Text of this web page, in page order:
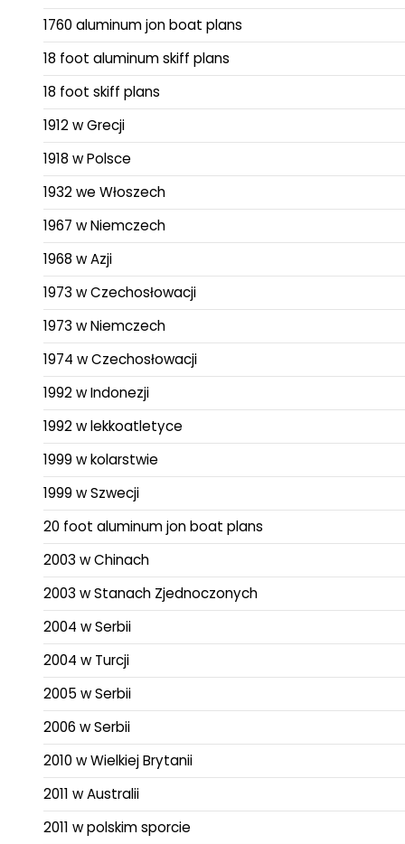
1760 aluminum jon boat plans
18 foot aluminum skiff plans
18 foot skiff plans
1912 w Grecji
1918 w Polsce
1932 we Włoszech
1967 w Niemczech
1968 w Azji
1973 w Czechosłowacji
1973 w Niemczech
1974 w Czechosłowacji
1992 w Indonezji
1992 w lekkoatletyce
1999 w kolarstwie
1999 w Szwecji
20 foot aluminum jon boat plans
2003 w Chinach
2003 w Stanach Zjednoczonych
2004 w Serbii
2004 w Turcji
2005 w Serbii
2006 w Serbii
2010 w Wielkiej Brytanii
2011 w Australii
2011 w polskim sporcie